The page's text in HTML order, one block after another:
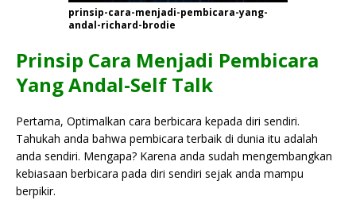
prinsip-cara-menjadi-pembicara-yang-
andal-richard-brodie
Prinsip Cara Menjadi Pembicara
Yang Andal-Self Talk
Pertama, Optimalkan cara berbicara kepada diri sendiri.
Tahukah anda bahwa pembicara terbaik di dunia itu adalah
anda sendiri. Mengapa? Karena anda sudah mengembangkan
kebiasaan berbicara pada diri sendiri sejak anda mampu
berpikir.